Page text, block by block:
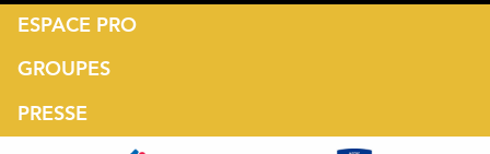
ESPACE PRO
GROUPES
PRESSE